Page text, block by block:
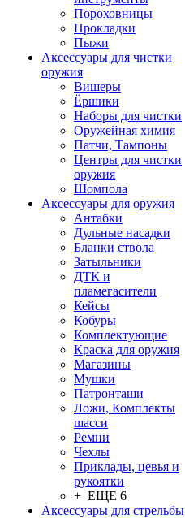
Пороховницы
Прокладки
Пыжи
Аксессуары для чистки
оружия
Вишеры
Ёршики
Наборы для чистки
Оружейная химия
Патчи, Тампоны
Центры для чистки
оружия
Шомпола
Аксессуары для оружия
Антабки
Дульные насадки
Бланки ствола
Затыльники
ДТК и
пламегасители
Кейсы
Кобуры
Комплектующие
Краска для оружия
Магазины
Мушки
Патронташи
Ложи, Комплекты
шасси
Ремни
Чехлы
Приклады, цевья и
рукоятки
+ ЕЩЕ 6
Аксессуары для стрельбы